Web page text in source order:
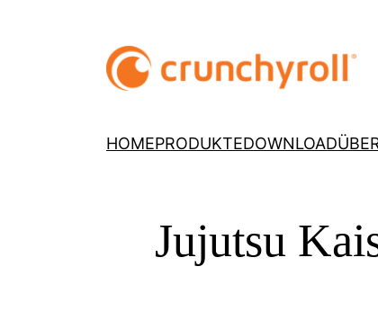
HOMEPRODUKTEDOWNLOAD
Jujutsu